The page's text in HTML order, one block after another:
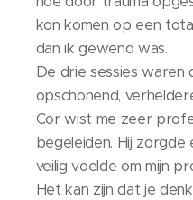
kon komen op een
dan ik gewend was.
De drie sessies waren
opschonend,
Cor wist me zeer
begeleiden. Hij
veilig voelde om mijn
Het kan zijn dat je